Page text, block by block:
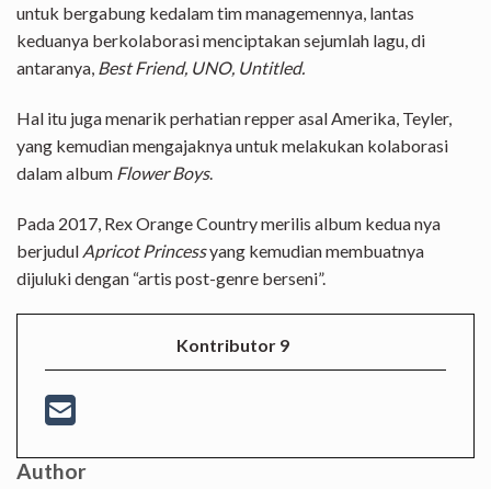
untuk bergabung kedalam tim managemennya, lantas
keduanya berkolaborasi menciptakan sejumlah lagu, di
antaranya, Best Friend, UNO, Untitled.
Hal itu juga menarik perhatian repper asal Amerika, Teyler,
yang kemudian mengajaknya untuk melakukan kolaborasi
dalam album Flower Boys.
Pada 2017, Rex Orange Country merilis album kedua nya
berjudul Apricot Princessyang kemudian membuatnya
dijuluki dengan “artis post-genre berseni”.
Kontributor 9
Author